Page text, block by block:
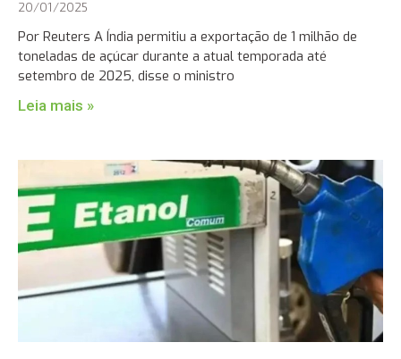
20/01/2025
Por Reuters A Índia permitiu a exportação de 1 milhão de
toneladas de açúcar durante a atual temporada até
setembro de 2025, disse o ministro
Leia mais »